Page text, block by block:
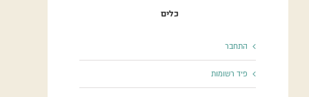
כלים
התחבר
פיד רשומות